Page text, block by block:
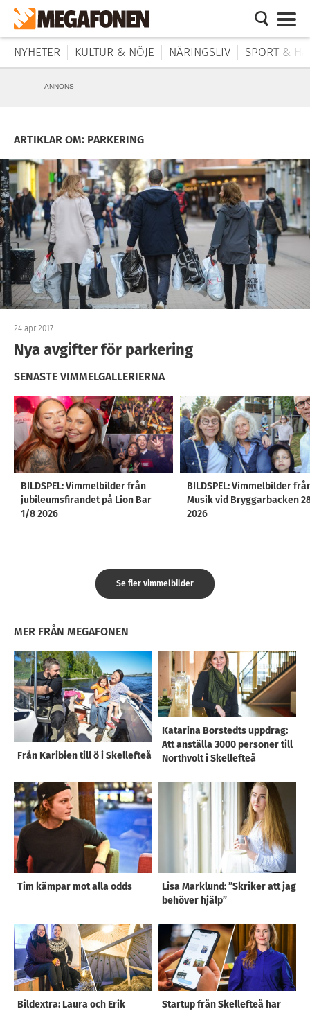
NYHETER KULTUR & NÖJE NÄRINGSLIV SPORT &
ANNONS
ARTIKLAR OM: PARKERING
24 apr 2017
Nya avgifter för parkering
SENASTE VIMMELGALLERIERNA
BILDSPEL: Vimmelbilder från
jubileumsfirandet på Lion Bar
1/8 2026
BILDSPEL: Vimmelbilder
Musik vid Bryggarbacken
2026
Se fler vimmelbilder
MER FRÅN MEGAFONEN
Från Karibien till ö i Skellefteå
Katarina Borstedts uppdrag:
Att anställa 3000 personer till
Northvolt i Skellefteå
Tim kämpar mot alla odds
Lisa Marklund: ”Skriker att jag
behöver hjälp”
Bildextra: Laura och Erik
Startup från Skellefteå har